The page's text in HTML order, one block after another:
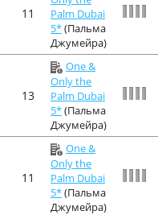
11
Palm Dubai
5*(Пальма
Джумейра)
13
One &
Only the
Palm Dubai
5*(Пальма
Джумейра)
11
One &
Only the
Palm Dubai
5*(Пальма
Джумейра)